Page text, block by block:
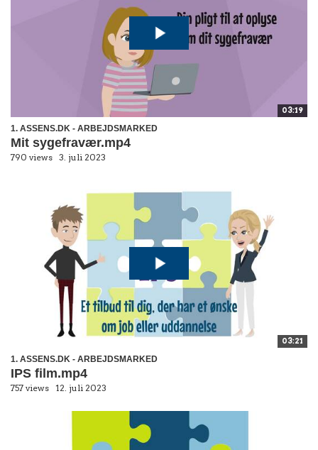
03:19
1. ASSENS.DK - ARBEJDSMARKED
Mit sygefravær.mp4
790 views 3. juli 2023
03:21
1. ASSENS.DK - ARBEJDSMARKED
IPS film.mp4
757 views 12. juli 2023